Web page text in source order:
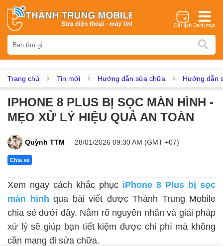
iPhone Samsung Oppo Xiaomi Realme Vivo
Nokia
Asus Sony Vertu LG Tecno
Dịch vụ sửa chữa
Thay màn hình Thay pin
Thay loa Thay kính lưng Thay vỏ Thay chân sạc
Màn hình Xiaomi Màn hình Realme Màn hình Vivo
Màn hình Vsmart Màn hình Google Pixel
Thay pin
Trang chủ Tin mới Hướng dẫn sửa chữa Hướng dẫn
IPHONE 8 PLUS BỊ SỌC MÀN HÌNH -
MẸO XỬ LÝ HIỆU QUẢ AN TOÀN
Quỳnh TTM 28/01/2026 09:30 AM (GMT +07)
Chia sẻ
Xem ngay cách khắc phục iPhone 8 Plus bị sọc
màn hình qua bài viết được Thành Trung Mobile
chia sẻ dưới đây. Nắm rõ nguyên nhân và giải pháp
xử lý sẽ giúp bạn tiết kiệm được chi phí mà không
cần mang đi sửa chữa.